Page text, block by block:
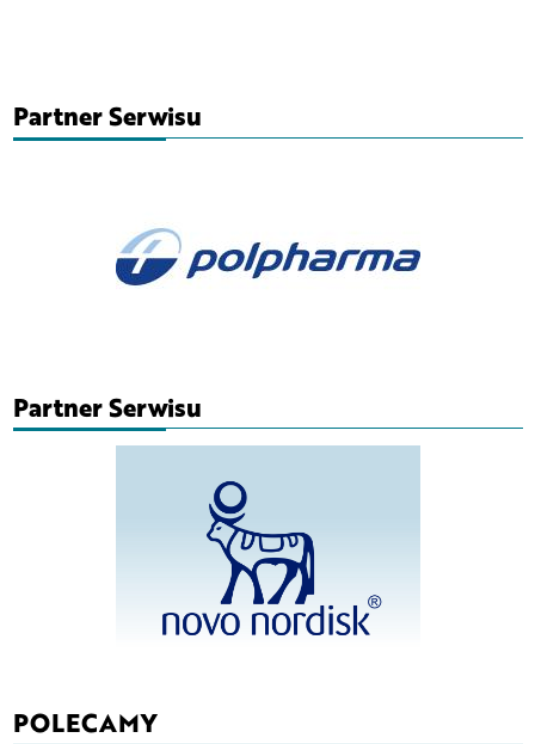
Partner Serwisu
Partner Serwisu
POLECAMY